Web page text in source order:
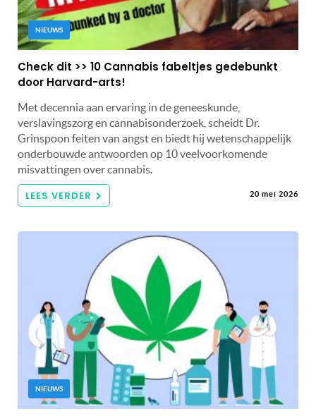
NIEUWS
Check dit >> 10 Cannabis fabeltjes gedebunkt
door Harvard-arts!
Met decennia aan ervaring in de geneeskunde,
verslavingszorg en cannabisonderzoek, scheidt Dr.
Grinspoon feiten van angst en biedt hij wetenschappelijk
onderbouwde antwoorden op 10 veelvoorkomende
misvattingen over cannabis.
LEES VERDER 20 mei 2026
NIEUWS